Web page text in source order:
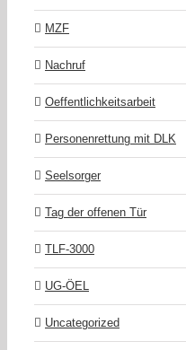
MZF
Nachruf
Oeffentlichkeitsarbeit
Personenrettung mit DLK
Seelsorger
Tag der offenen Tür
TLF-3000
UG-ÖEL
Uncategorized